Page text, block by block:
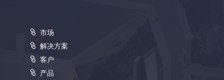
市场
解决方案
客户
产品